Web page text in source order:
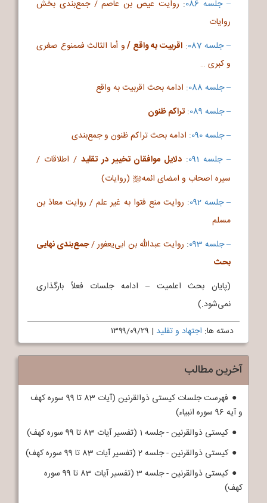
– جلسه 086 : روایت عیص بن عاصم / جمع‌بندی بخش
روایات
– جلسه 087
: اقربیت به واقع /و أما الثالث فممنوع صغری
و کبری …
– جلسه 088
: ادامه بحث اقربیت به واقع
– جلسه 089
: تراکم ظنون
– جلسه 090
: ادامه بحث تراکم ظنون و جمع‌بندی
– جلسه 091
: دلایل موافقان تخییر در تقلید / اطلاقات /
سیره اصحاب و امضای ائمهb (روایات)
– جلسه 092
: روایت منع فتوا به غیر علم / روایت معاذ بن
مسلم
– جلسه 093
: روایت عبدالله بن ابی‌یعفور /جمع‌بندی نهایی
بحث
(پایان بحث اعلمیت – ادامه جلسات فعلاً بارگذاری
نمی‌شود.)
دسته ها: اجتهاد و تقلید | ۱۳۹۹/۰۹/۲۹
آخرین مطالب
فهرست جلسات کیستی ذوالقرنین (آیات 83 تا 99 سوره کهف
و آیه 96 سوره انبیاء)
کیستی ذوالقرنین - جلسه 1 (تفسیر آیات 83 تا 99 سوره کهف)
کیستی ذوالقرنین - جلسه 2 (تفسیر آیات 83 تا 99 سوره کهف)
کیستی ذوالقرنین - جلسه 3 (تفسیر آیات 83 تا 99 سوره
کهف)